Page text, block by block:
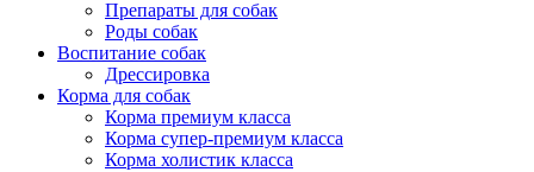
Препараты для собак
Роды собак
Воспитание собак
Дрессировка
Корма для собак
Корма премиум класса
Корма супер-премиум класса
Корма холистик класса